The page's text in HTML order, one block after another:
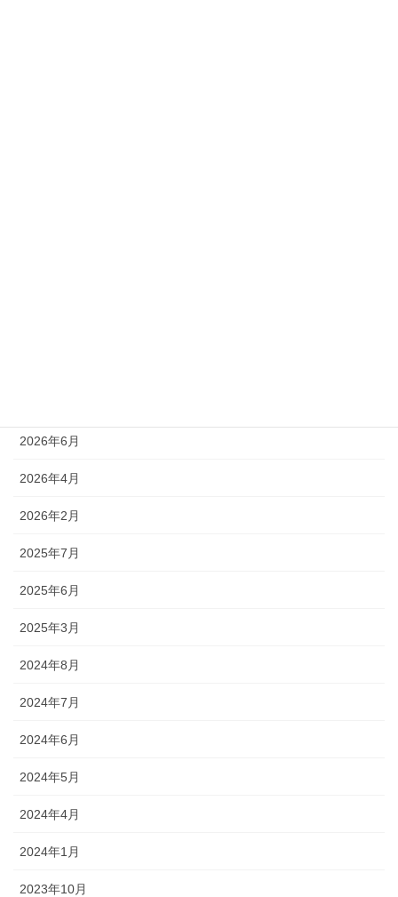
2026年6月
2026年4月
2026年2月
2025年7月
2025年6月
2025年3月
2024年8月
2024年7月
2024年6月
2024年5月
2024年4月
2024年1月
2023年10月